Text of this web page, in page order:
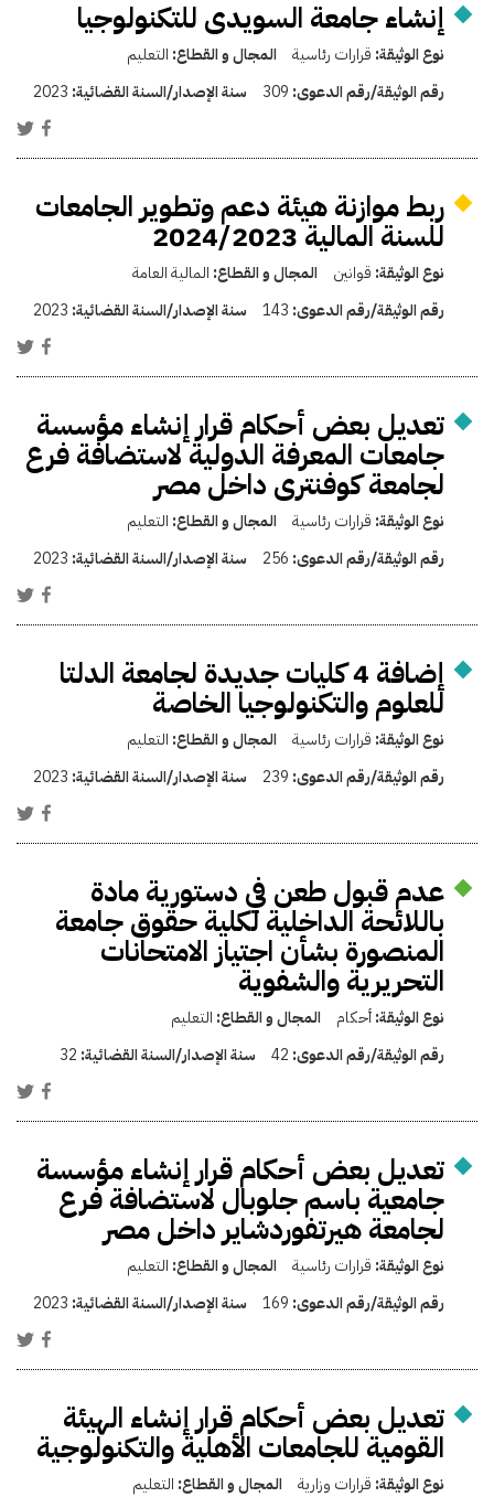
إنشاء جامعة السويدى للتكنولوجيا
نوع الوثيقة: قرارات رئاسية المجال و القطاع: التعليم
رقم الوثيقة/رقم الدعوى: 309 سنة الإصدار/السنة القضائية: 2023
ربط موازنة هيئة دعم وتطوير الجامعات
للسنة المالية 2024/2023
نوع الوثيقة: قوانين المجال و القطاع: المالية العامة
رقم الوثيقة/رقم الدعوى: 143 سنة الإصدار/السنة القضائية: 2023
تعديل بعض أحكام قرار إنشاء مؤسسة
جامعات المعرفة الدولية لاستضافة فرع
لجامعة كوفنترى داخل مصر
نوع الوثيقة: قرارات رئاسية المجال و القطاع: التعليم
رقم الوثيقة/رقم الدعوى: 256 سنة الإصدار/السنة القضائية: 2023
إضافة 4 كليات جديدة لجامعة الدلتا
للعلوم والتكنولوجيا الخاصة
نوع الوثيقة: قرارات رئاسية المجال و القطاع: التعليم
رقم الوثيقة/رقم الدعوى: 239 سنة الإصدار/السنة القضائية: 2023
عدم قبول طعن في دستورية مادة
باللائحة الداخلية لكلية حقوق جامعة
المنصورة بشأن اجتياز الامتحانات
التحريرية والشفوية
نوع الوثيقة:أحكام المجال و القطاع: التعليم
رقم الوثيقة/رقم الدعوى: 42 سنة الإصدار/السنة القضائية: 32
تعديل بعض أحكام قرار إنشاء مؤسسة
جامعية باسم جلوبال لاستضافة فرع
لجامعة هيرتفوردشاير داخل مصر
نوع الوثيقة: قرارات رئاسية المجال و القطاع: التعليم
رقم الوثيقة/رقم الدعوى: 169 سنة الإصدار/السنة القضائية: 2023
تعديل بعض أحكام قرار إنشاء الهيئة
القومية للجامعات الأهلية والتكنولوجية
نوع الوثيقة: قرارات وزارية المجال و القطاع: التعليم